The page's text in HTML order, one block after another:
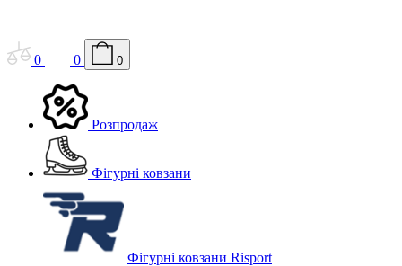
0 0 0
Розпродаж
Фігурні ковзани
Фігурні ковзани Risport